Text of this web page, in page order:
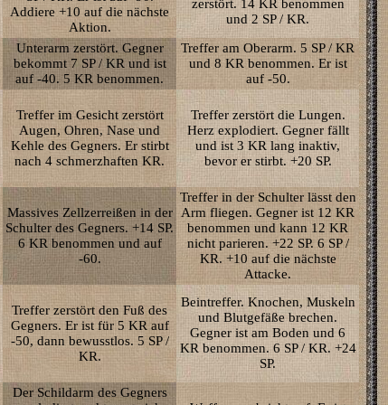
Addiere +10 auf die nächste
Aktion.
zerstört. 14 KR benommen
und 2 SP / KR.
Unterarm zerstört. Gegner
bekommt 7 SP / KR und ist
auf -40. 5 KR benommen.
Treffer am Oberarm. 5 SP / KR
und 8 KR benommen. Er ist
auf -50.
Treffer im Gesicht zerstört
Augen, Ohren, Nase und
Kehle des Gegners. Er stirbt
nach 4 schmerzhaften KR.
Treffer zerstört die Lungen.
Herz explodiert. Gegner fällt
und ist 3 KR lang inaktiv,
bevor er stirbt. +20 SP.
Massives Zellzerreißen in der
Schulter des Gegners. +14 SP.
6 KR benommen und auf
-60.
Treffer in der Schulter lässt den
Arm fliegen. Gegner ist 12 KR
benommen und kann 12 KR
nicht parieren. +22 SP. 6 SP /
KR. +10 auf die nächste
Attacke.
Treffer zerstört den Fuß des
Gegners. Er ist für 5 KR auf
-50, dann bewusstlos. 5 SP /
KR.
Beintreffer. Knochen, Muskeln
und Blutgefäße brechen.
Gegner ist am Boden und 6
KR benommen. 6 SP / KR. +24
SP.
Der Schildarm des Gegners